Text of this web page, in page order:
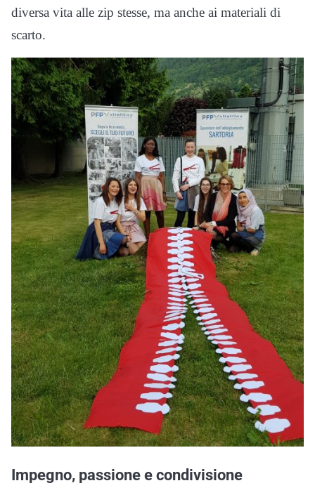
diversa vita alle zip stesse, ma anche ai materiali di
scarto.
Impegno, passione e condivisione